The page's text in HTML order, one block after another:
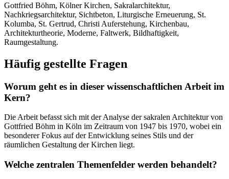
Gottfried Böhm, Kölner Kirchen, Sakralarchitektur,
Nachkriegsarchitektur, Sichtbeton, Liturgische Erneuerung, St.
Kolumba, St. Gertrud, Christi Auferstehung, Kirchenbau,
Architekturtheorie, Moderne, Faltwerk, Bildhaftigkeit,
Raumgestaltung.
Häufig gestellte Fragen
Worum geht es in dieser wissenschaftlichen Arbeit im
Kern?
Die Arbeit befasst sich mit der Analyse der sakralen Architektur von
Gottfried Böhm in Köln im Zeitraum von 1947 bis 1970, wobei ein
besonderer Fokus auf der Entwicklung seines Stils und der
räumlichen Gestaltung der Kirchen liegt.
Welche zentralen Themenfelder werden behandelt?